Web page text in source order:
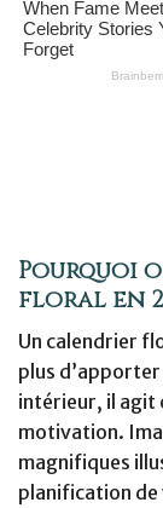
Pourquoi
floral en
Un calendrier
plus
intérieur, il agit
motivation.
magnifiques
planification de